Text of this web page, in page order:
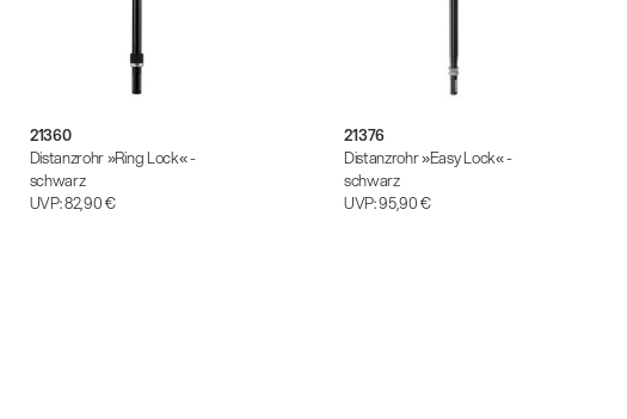
21360
Distanzrohr »Ring Lock« -
schwarz
UVP:82,90 €
21376
Distanzrohr »Easy Lock« -
schwarz
UVP:95,90 €